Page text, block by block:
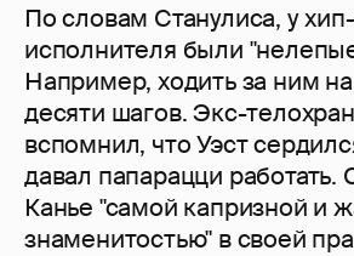
По словам Станулиса, у
исполнителя были
Например, ходить за ним
десяти шагов. Экс-
вспомнил, что Уэст
давал папарацци работать.
Канье "самой капризной и
знаменитостью" в своей